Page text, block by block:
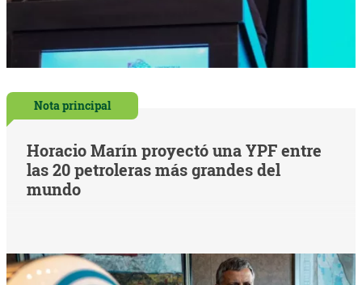
Nota principal
Horacio Marín proyectó una YPF entre
las 20 petroleras más grandes del
mundo